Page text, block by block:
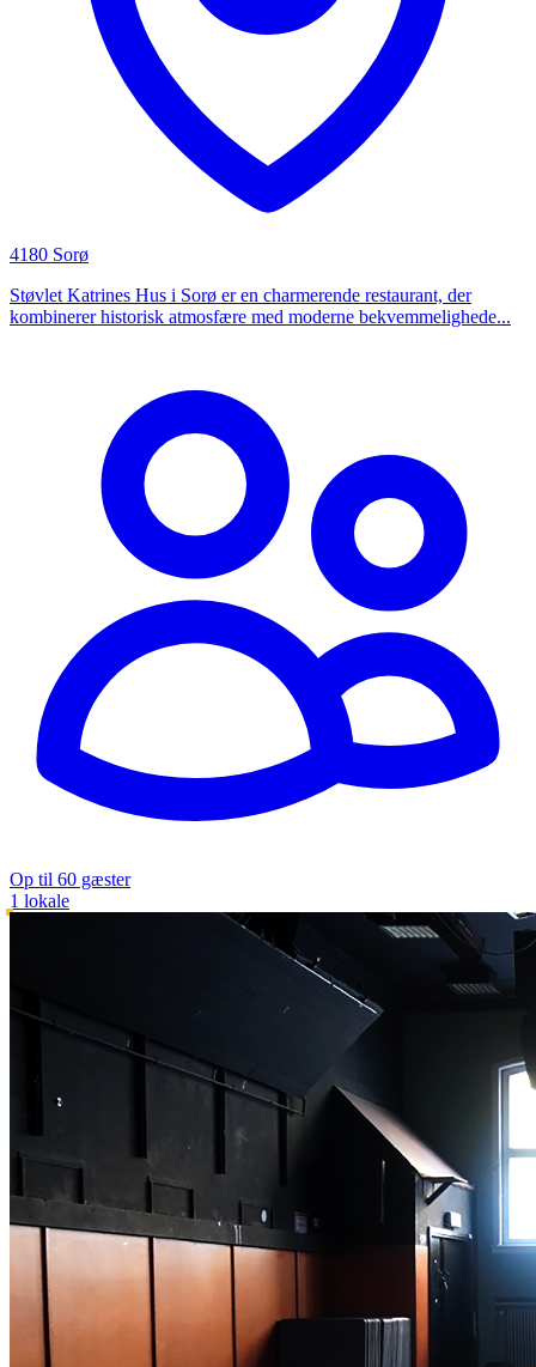
4180 Sorø
Støvlet Katrines Hus i Sorø er en charmerende restaurant, der
kombinerer historisk atmosfære med moderne bekvemmelighede...
Op til 60 gæster
1 lokale